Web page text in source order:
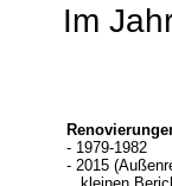
Im
- 1979-1982
- 2015